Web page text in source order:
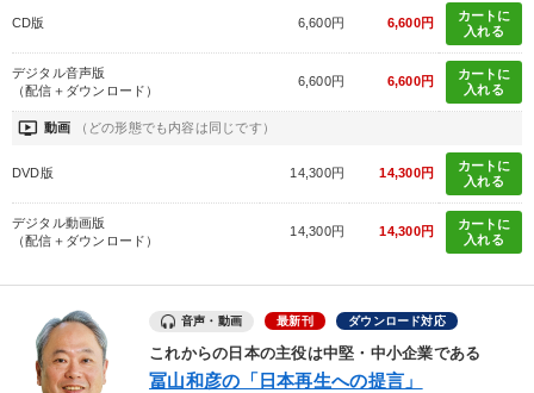
CD版 6,600円 6,600円
カートに
入れる
デジタル音声版
（配信＋ダウンロード）
6,600円 6,600円
カートに
入れる
ondemand_video 動画 （どの形態でも内容は同じです）
DVD版 14,300円 14,300円
カートに
入れる
デジタル動画版
（配信＋ダウンロード）
14,300円 14,300円
カートに
入れる
音声・動画 最新刊 ダウンロード対応
これからの日本の主役は中堅・中小企業である
冨山和彦の「日本再生への提言」